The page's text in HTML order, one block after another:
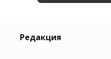
Редакция